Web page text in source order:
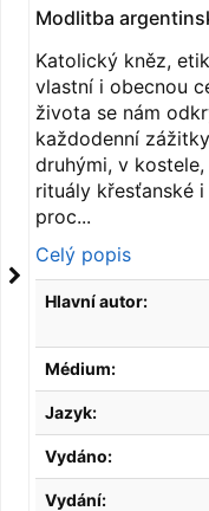
Modlitba
Katolický kněz,
vlastní i obecnou
života se nám
každodenní
druhými, v
rituály křesťanské
proc...
Celý popis
Hlavní autor:
Médium:
Jazyk:
Vydáno:
Vydání: